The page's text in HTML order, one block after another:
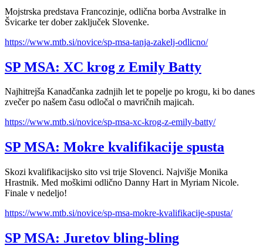
Mojstrska predstava Francozinje, odlična borba Avstralke in
Švicarke ter dober zaključek Slovenke.
https://www.mtb.si/novice/sp-msa-tanja-zakelj-odlicno/
SP MSA: XC krog z Emily Batty
Najhitrejša Kanadčanka zadnjih let te popelje po krogu, ki bo danes
zvečer po našem času odločal o mavričnih majicah.
https://www.mtb.si/novice/sp-msa-xc-krog-z-emily-batty/
SP MSA: Mokre kvalifikacije spusta
Skozi kvalifikacijsko sito vsi trije Slovenci. Najvišje Monika
Hrastnik. Med moškimi odlično Danny Hart in Myriam Nicole.
Finale v nedeljo!
https://www.mtb.si/novice/sp-msa-mokre-kvalifikacije-spusta/
SP MSA: Juretov bling-bling